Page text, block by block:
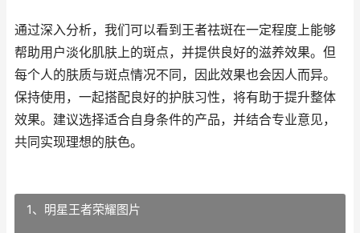
通过深入分析，我们可以看到王者祛斑在一定程度上能够
帮助用户淡化肌肤上的斑点，并提供良好的滋养效果。但
每个人的肤质与斑点情况不同，因此效果也会因人而异。
保持使用，一起搭配良好的护肤习性，将有助于提升整体
效果。建议选择适合自身条件的产品，并结合专业意见，
共同实现理想的肤色。
1、明星王者荣耀图片